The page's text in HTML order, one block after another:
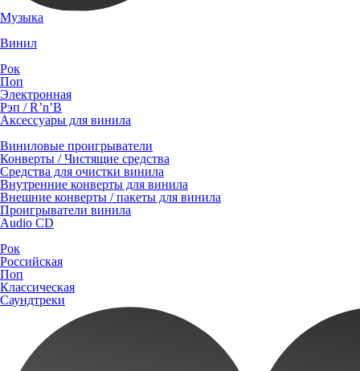
Музыка
Винил
Рок
Поп
Электронная
Рэп / R’n’B
Аксессуары для винила
Виниловые проигрыватели
Конверты / Чистящие средства
Средства для очистки винила
Внутренние конверты для винила
Внешние конверты / пакеты для винила
Проигрыватели винила
Audio CD
Рок
Российская
Поп
Классическая
Саундтреки